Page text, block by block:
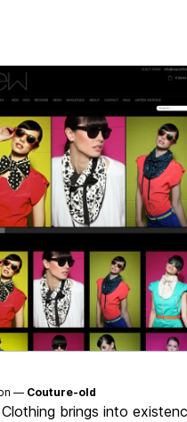
— Couture-old
brings into